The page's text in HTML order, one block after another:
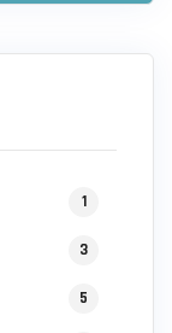
1
3
5